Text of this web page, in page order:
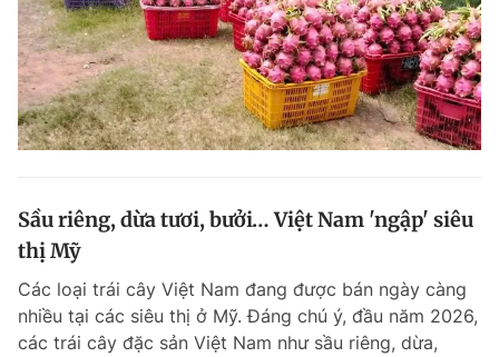
Sầu riêng, dừa tươi, bưởi… Việt Nam 'ngập' siêu
thị Mỹ
Các loại trái cây Việt Nam đang được bán ngày càng
nhiều tại các siêu thị ở Mỹ. Đáng chú ý, đầu năm 2026,
các trái cây đặc sản Việt Nam như sầu riêng, dừa,